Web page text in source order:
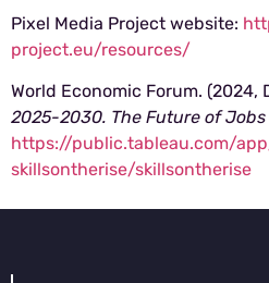
Pixel Media Project website:
project.eu/resources/
World Economic Forum. (2024,
2025-2030. The Future of Jobs
https://public.tableau.com/
skillsontherise/skillsontherise